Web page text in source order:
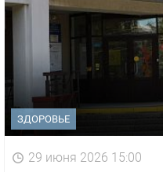
ЗДОРОВЬЕ
29 июня 2026 15:00